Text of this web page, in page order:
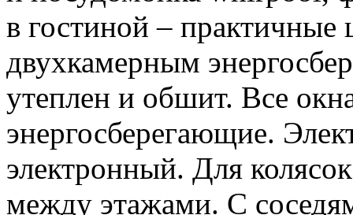
в гостиной – практичные
двухкамерным
утеплен и обшит. Все
энергосберегающие.
электронный. Для
между этажами. С